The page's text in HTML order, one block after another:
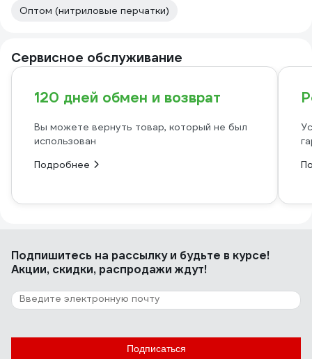
Оптом (нитриловые перчатки)
Сервисное обслуживание
120 дней обмен и возврат
Вы можете вернуть товар, который не был
использован
Подробнее
Подпишитесь на рассылкуи будьте в курсе!
Акции, скидки, распродажи ждут!
Подписаться